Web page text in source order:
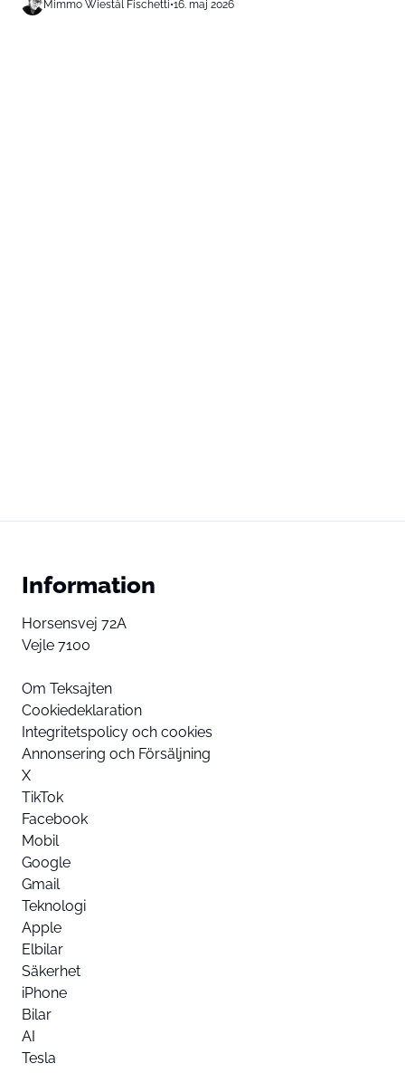
Mimmo Wiestål Fischetti•16. maj 2026
Information
Horsensvej 72A
Vejle 7100
Om Teksajten
Cookiedeklaration
Integritetspolicy och cookies
Annonsering och Försäljning
X
TikTok
Facebook
Mobil
Google
Gmail
Teknologi
Apple
Elbilar
Säkerhet
iPhone
Bilar
AI
Tesla